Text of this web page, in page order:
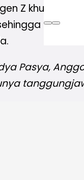
Z khususnya
pada
Pasya,